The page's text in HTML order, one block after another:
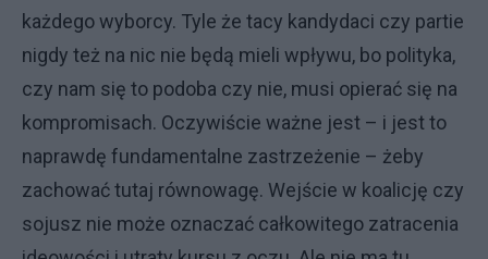
każdego wyborcy. Tyle że tacy kandydaci czy partie
nigdy też na nic nie będą mieli wpływu, bo polityka,
czy nam się to podoba czy nie, musi opierać się na
kompromisach. Oczywiście ważne jest – i jest to
naprawdę fundamentalne zastrzeżenie – żeby
zachować tutaj równowagę. Wejście w koalicję czy
sojusz nie może oznaczać całkowitego zatracenia